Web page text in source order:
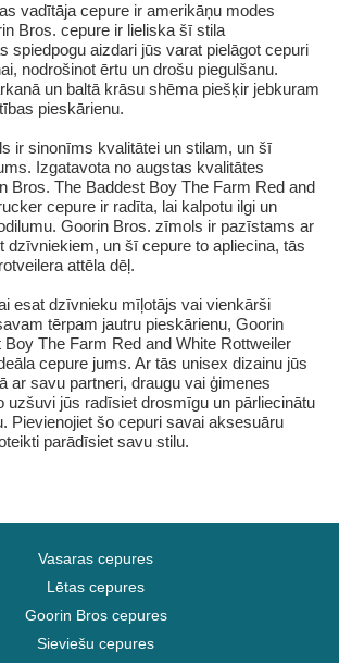
vadītāja cepure ir amerikāņu modes
Bros. cepure ir lieliska šī stila
spiedpogu aizdari jūs varat pielāgot cepuri
nodrošinot ērtu un drošu piegulšanu.
un baltā krāsu shēma piešķir jebkuram
pieskārienu.
ir sinonīms kvalitātei un stilam, un šī
Izgatavota no augstas kvalitātes
Bros. The Baddest Boy The Farm Red and
cepure ir radīta, lai kalpotu ilgi un
Goorin Bros. zīmols ir pazīstams ar
dzīvniekiem, un šī cepure to apliecina, tās
attēla dēļ.
esat dzīvnieku mīļotājs vai vienkārši
tērpam jautru pieskārienu, Goorin
The Farm Red and White Rottweiler
cepure jums. Ar tās unisex dizainu jūs
ar savu partneri, draugu vai ģimenes
uzšuvi jūs radīsiet drosmīgu un pārliecinātu
Pievienojiet šo cepuri savai aksesuāru
parādīsiet savu stilu.
Vasaras cepures
Lētas cepures
Goorin Bros cepures
Sieviešu cepures